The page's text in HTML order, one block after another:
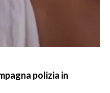
polizia in